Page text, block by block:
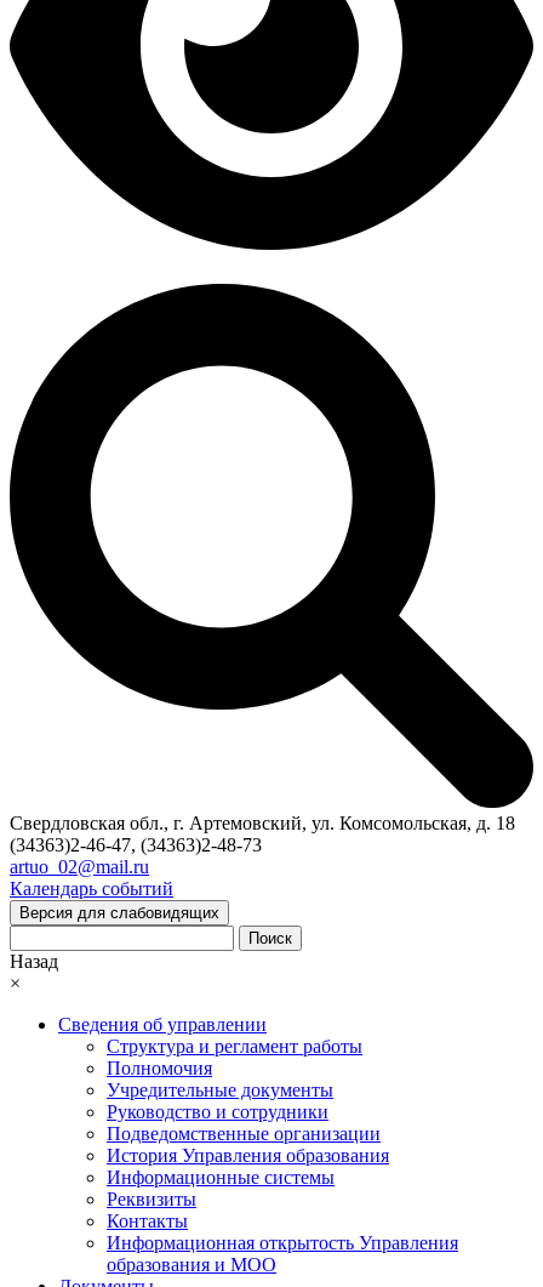
Свердловская обл., г. Артемовский, ул. Комсомольская, д. 18
(34363)2-46-47, (34363)2-48-73
artuo_02@mail.ru
Календарь событий
Версия для слабовидящих
Поиск
Назад
×
Сведения об управлении
Структура и регламент работы
Полномочия
Учредительные документы
Руководство и сотрудники
Подведомственные организации
История Управления образования
Информационные системы
Реквизиты
Контакты
Информационная открытость Управления
образования и МОО